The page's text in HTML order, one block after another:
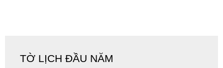
TỜ LỊCH ĐẦU NĂM